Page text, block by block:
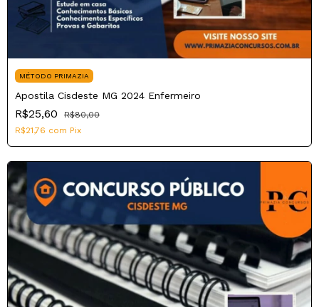
MÉTODO PRIMAZIA
Apostila Cisdeste MG 2024 Enfermeiro
R$25,60
R$80,00
R$21,76 com Pix